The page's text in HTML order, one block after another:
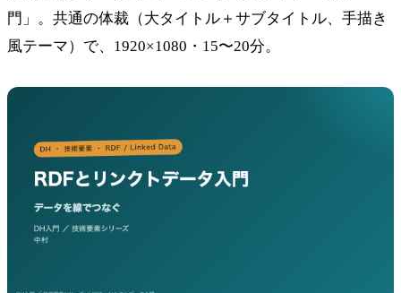
門」。共通の体裁（大タイトル＋サブタイトル、手描き
風テーマ）で、1920×1080・15〜20分。